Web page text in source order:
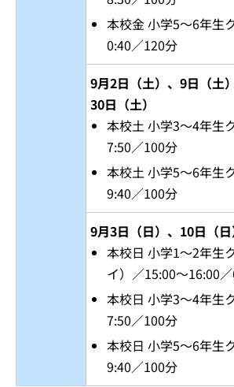
本校金 小学5～6年生
0:40／120分
9月2日（土）、9日（土
30日（土）
本校土 小学3～4年生
7:50／100分
本校土 小学5～6年生
9:40／100分
9月3日（日）、10日（日
本校日 小学1～2年生
イ）／15:00～16:00
本校日 小学3～4年生
7:50／100分
本校日 小学5～6年生
9:40／100分